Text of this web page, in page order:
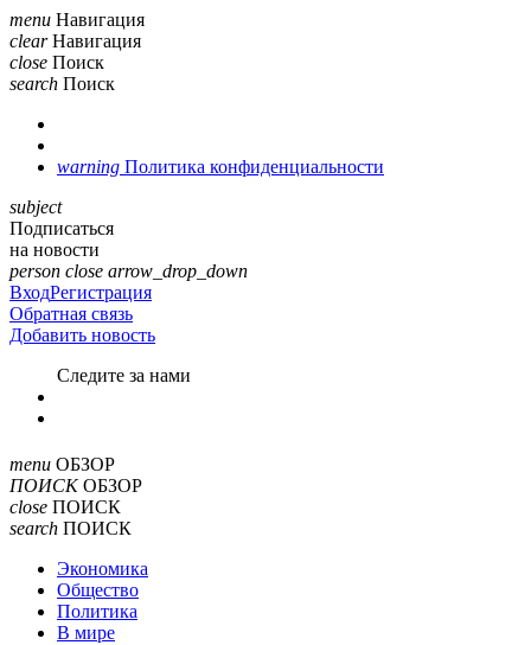
menu Навигация
clear Навигация
close Поиск
search Поиск
warning Политика конфиденциальности
subject
Подписаться
на новости
person close arrow_drop_down
ВходРегистрация
Обратная связь
Добавить новость
Cледите за нами
menu ОБЗОР
ПОИСК ОБЗОР
close ПОИСК
search ПОИСК
Экономика
Общество
Политика
В мире